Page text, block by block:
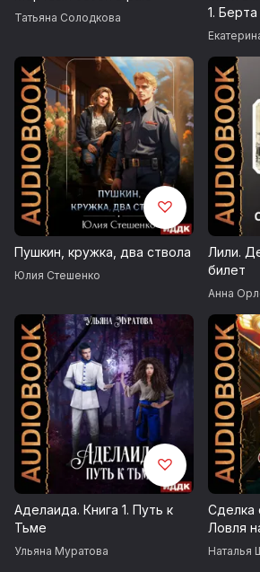
Внимание! Содержит сцены распития
Чрезмерное употребление алкоголя
Возрастные ограничения 16+
© Солодкова Татьяна
© ИДДК
Татьяна Солодкова
1.
умеет
Пушкин, кружка, два ствола
Юлия Стешенко
Лили.
билет
Анна
Аделаида. Книга 1. Путь к
Тьме
Ульяна Муратова
Сделка
Ловля
Ловля
Наталья